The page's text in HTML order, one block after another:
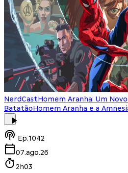
NerdCastHomem Aranha: Um
BatatãoHomem Aranha e a
Ep.1042
07.ago.26
2h03